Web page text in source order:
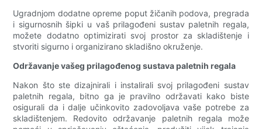
Ugradnjom dodatne opreme poput žičanih podova, pregrada
i sigurnosnih šipki u vaš prilagođeni sustav paletnih regala,
možete dodatno optimizirati svoj prostor za skladištenje i
stvoriti sigurno i organizirano skladišno okruženje.
Održavanje vašeg prilagođenog sustava paletnih regala
Nakon što ste dizajnirali i instalirali svoj prilagođeni sustav
paletnih regala, bitno ga je pravilno održavati kako biste
osigurali da i dalje učinkovito zadovoljava vaše potrebe za
skladištenjem. Redovito održavanje paletnih regala može